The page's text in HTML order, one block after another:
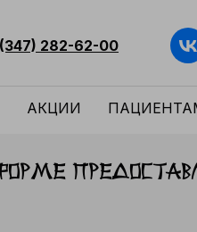
282-62-00
АКЦИИ